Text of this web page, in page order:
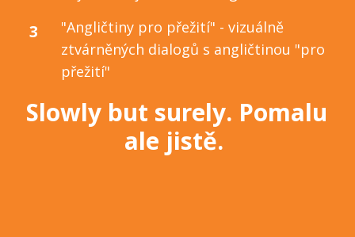
3
"Angličtiny pro přežití" - vizuálně
ztvárněných dialogů s angličtinou "pro
přežití"
Slowly but surely. Pomalu
ale jistě.